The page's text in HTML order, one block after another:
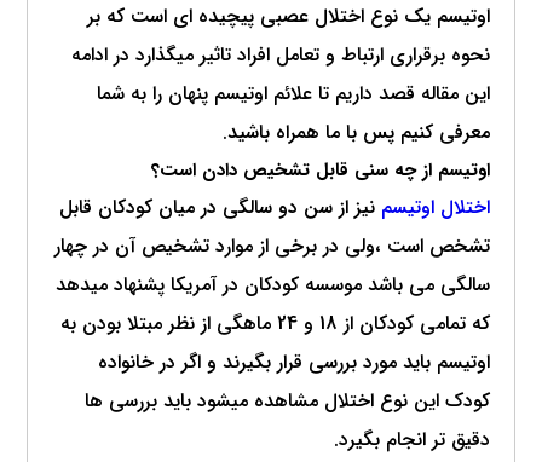
اوتیسم یک نوع اختلال عصبی پیچیده ای است که بر
نحوه برقراری ارتباط و تعامل افراد تاثیر میگذارد در ادامه
این مقاله قصد داریم تا علائم اوتیسم پنهان را به شما
معرفی کنیم پس با ما همراه باشید.
اوتیسم از چه سنی قابل تشخیص دادن است؟
اختلال اوتیسمنیز از سن دو سالگی در میان کودکان قابل
تشخص است ،ولی در برخی از موارد تشخیص آن در چهار
سالگی می باشد موسسه کودکان در آمریکا پشنهاد میدهد
که تمامی کودکان از 18 و 24 ماهگی از نظر مبتلا بودن به
اوتیسم باید مورد بررسی قرار بگیرند و اگر در خانواده
کودک این نوع اختلال مشاهده میشود باید بررسی ها
دقیق تر انجام بگیرد.